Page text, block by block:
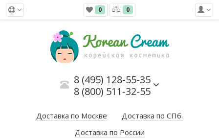
0 0
8 (495) 128-55-35
8 (800) 511-32-55
Доставка по Москве
Доставка по СПб.
Доставка по России